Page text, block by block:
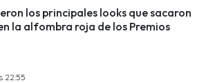
los principales looks que sacaron
la alfombra roja de los Premios
22:55